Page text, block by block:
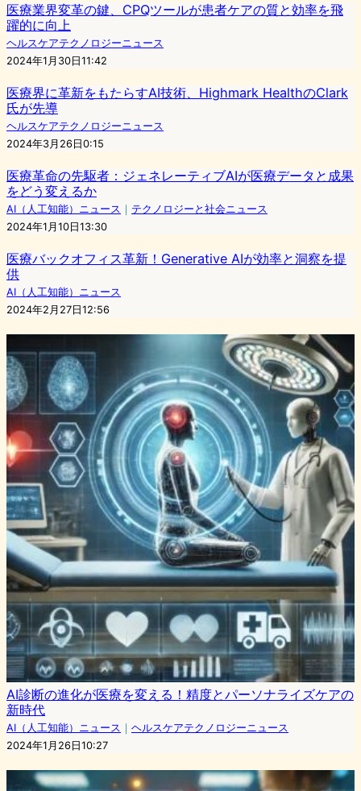
医療業界変革の鍵、CPQツールが患者ケアの質と効率を飛
躍的に向上
ヘルスケアテクノロジーニュース
2024年1月30日11:42
医療界に革新をもたらすAI技術、Highmark HealthのClark
氏が先導
ヘルスケアテクノロジーニュース
2024年3月26日0:15
医療革命の先駆者：ジェネレーティブAIが医療データと成果
をどう変えるか
AI（人工知能）ニュース ｜ テクノロジーと社会ニュース
2024年1月10日13:30
医療バックオフィス革新！Generative AIが効率と洞察を提
供
AI（人工知能）ニュース
2024年2月27日12:56
AI診断の進化が医療を変える！精度とパーソナライズケアの
新時代
AI（人工知能）ニュース ｜ ヘルスケアテクノロジーニュース
2024年1月26日10:27